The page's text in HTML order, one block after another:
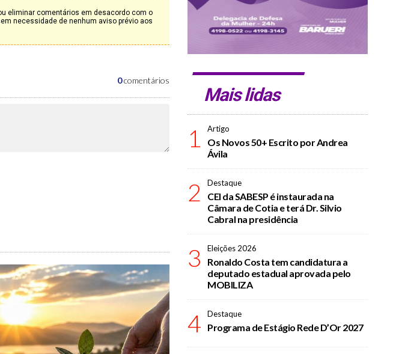
eliminar comentários em desacordo com o
necessidade de nenhum aviso prévio aos
0comentários
Mais lidas
1 Artigo
Os Novos 50+ Escrito por Andrea
Ávila
2 Destaque
CEI da SABESP é instaurada na
Câmara de Cotia e terá Dr. Silvio
Cabral na presidência
3 Eleições 2026
Ronaldo Costa tem candidatura a
deputado estadual aprovada pelo
MOBILIZA
4 Destaque
Programa de Estágio Rede D’Or 2027